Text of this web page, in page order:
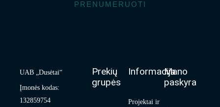
PRENUMERUOTI
UAB „Dusėtai“
Įmonės kodas:
132859754
Prekių
grupės
Informacija
Projektai ir
Mano
paskyra